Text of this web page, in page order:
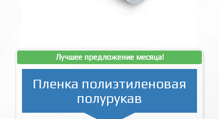
Лучшее предложение месяца!
Пленка полиэтиленовая
полурукав